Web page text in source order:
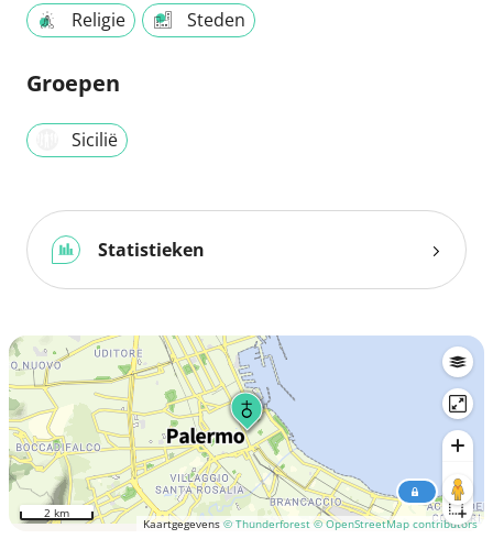
Religie Steden
Groepen
Sicilië
Statistieken
Kaartgegevens © Thunderforest © OpenStreetMap contributors
2 km